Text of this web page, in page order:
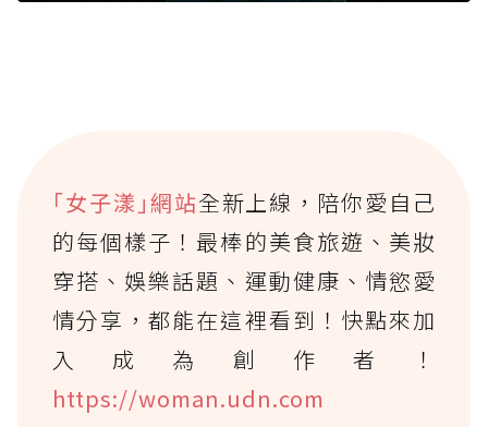
｢女子漾｣網站全新上線，陪你愛自己
的每個樣子！最棒的美食旅遊、美妝
穿搭、娛樂話題、運動健康、情慾愛
情分享，都能在這裡看到！快點來加
入成為創作者！
https://woman.udn.com